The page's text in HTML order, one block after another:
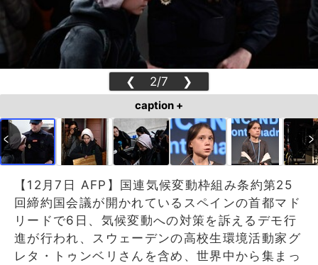
❮ 2/7 ❯
caption +
【12月7日 AFP】国連気候変動枠組み条約第25
回締約国会議が開かれているスペインの首都マド
リードで6日、気候変動への対策を訴えるデモ行
進が行われ、スウェーデンの高校生環境活動家グ
レタ・トゥンベリさんを含め、世界中から集まっ